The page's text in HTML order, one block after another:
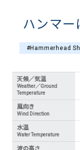
ハンマー
#Hammerhead
天候／気温
Weather／Ground
Temperature
風向き
Wind Direction
水温
Water Temperature